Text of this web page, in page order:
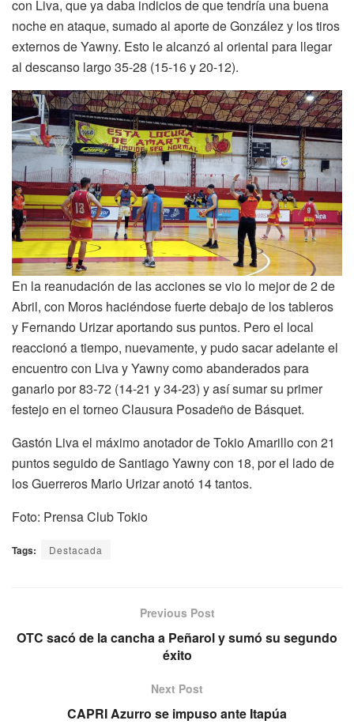
con Liva, que ya daba indicios de que tendría una buena
noche en ataque, sumado al aporte de González y los tiros
externos de Yawny. Esto le alcanzó al oriental para llegar
al descanso largo 35-28 (15-16 y 20-12).
En la reanudación de las acciones se vio lo mejor de 2 de
Abril, con Moros haciéndose fuerte debajo de los tableros
y Fernando Urizar aportando sus puntos. Pero el local
reaccionó a tiempo, nuevamente, y pudo sacar adelante el
encuentro con Liva y Yawny como abanderados para
ganarlo por 83-72 (14-21 y 34-23) y así sumar su primer
festejo en el torneo Clausura Posadeño de Básquet.
Gastón Liva el máximo anotador de Tokio Amarillo con 21
puntos seguido de Santiago Yawny con 18, por el lado de
los Guerreros Mario Urizar anotó 14 tantos.
Foto: Prensa Club Tokio
Tags: Destacada
Previous Post
OTC sacó de la cancha a Peñarol y sumó su segundo
éxito
Next Post
CAPRI Azurro se impuso ante Itapúa